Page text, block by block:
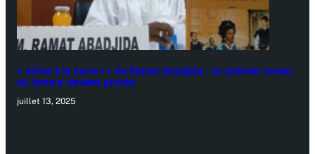
« Aïcha à la barre ! » de Ramat Abadjida : un premier roman
où l’amour devient procès
juillet 13, 2025